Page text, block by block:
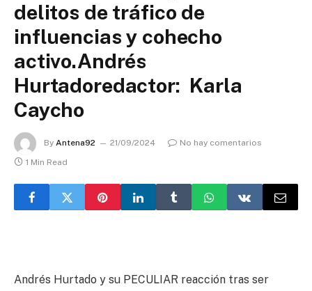
delitos de tráfico de
influencias y cohecho
activo.Andrés
Hurtadoredactor: Karla
Caycho
By Antena92 21/09/2024
No hay comentarios
1 Min Read
Andrés Hurtado y su PECULIAR reacción tras ser